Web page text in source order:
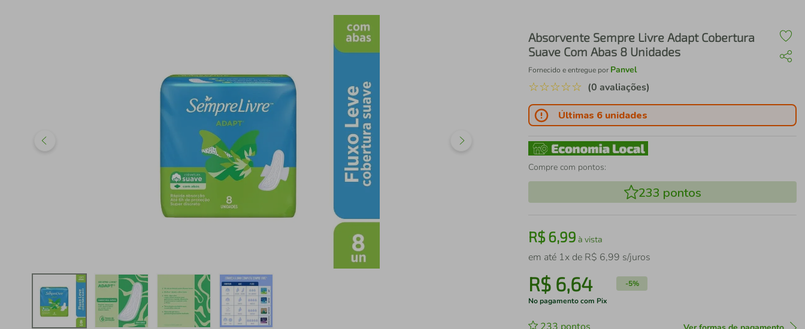
Absorvente Sempre Livre Adapt Cobertura
Suave Com Abas 8 Unidades
Fornecido e entregue por Panvel
☆☆☆☆☆ (0 avaliações)
Últimas 6 unidades
Compre com pontos:
233 pontos
R$6,99 à vista
em até 1x de R$ 6,99 s/juros
R$ 6,64 -5%
No pagamento com Pix